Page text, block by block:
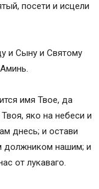
посети и исцели
и Сыну и Святому
имя Твое, да
яко на небеси и
днесь; и остави
должником нашим; и
от лукаваго.